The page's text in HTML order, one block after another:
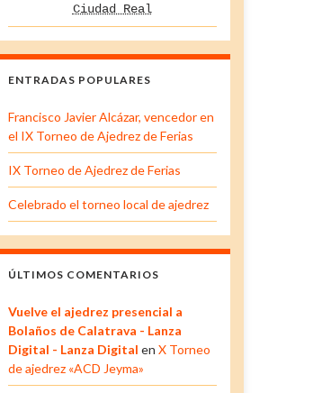
Ciudad Real
ENTRADAS POPULARES
Francisco Javier Alcázar, vencedor en
el IX Torneo de Ajedrez de Ferias
IX Torneo de Ajedrez de Ferias
Celebrado el torneo local de ajedrez
ÚLTIMOS COMENTARIOS
Vuelve el ajedrez presencial a
Bolaños de Calatrava - Lanza
Digital - Lanza Digital en X Torneo
de ajedrez «ACD Jeyma»